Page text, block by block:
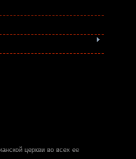
церкви во всех ее